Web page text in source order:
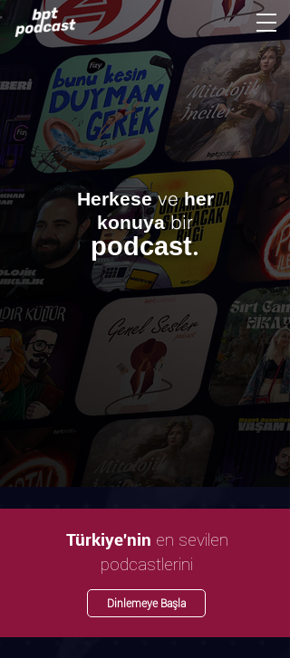
Herkese veher
konuya bir
podcast.
Türkiye'nin en sevilen
podcastlerini
Dinlemeye Başla